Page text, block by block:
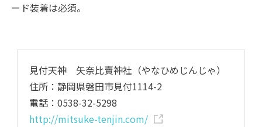
ード装着は必須。
見付天神 矢奈比賣神社（やなひめじんじゃ）
住所：静岡県磐田市見付1114-2
電話：0538-32-5298
http://mitsuke-tenjin.com/